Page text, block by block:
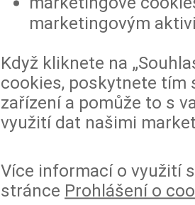
marketingovým
Když kliknete na
cookies, poskytnete tím
zařízení a pomůže to s
využití dat našimi
Více informací o využití
stránce Prohlášení o